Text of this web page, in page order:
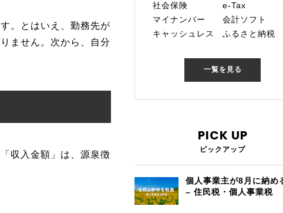
。とはいえ、勤務先が
ません。次から、自分
収入金額」は、源泉徴
社会保険
e-Tax
マイナンバー
会計ソフト
キャッシュレス
ふるさと納税
一覧を見る
PICK UP
ピックアップ
個人事業主が8月に納め
– 住民税・個人事業税